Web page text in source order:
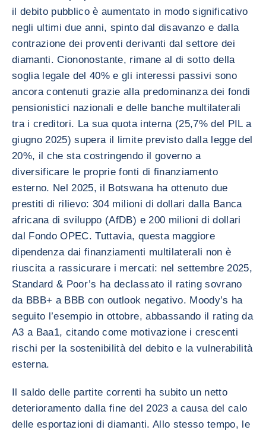
il debito pubblico è aumentato in modo significativo
negli ultimi due anni, spinto dal disavanzo e dalla
contrazione dei proventi derivanti dal settore dei
diamanti. Ciononostante, rimane al di sotto della
soglia legale del 40% e gli interessi passivi sono
ancora contenuti grazie alla predominanza dei fondi
pensionistici nazionali e delle banche multilaterali
tra i creditori. La sua quota interna (25,7% del PIL a
giugno 2025) supera il limite previsto dalla legge del
20%, il che sta costringendo il governo a
diversificare le proprie fonti di finanziamento
esterno. Nel 2025, il Botswana ha ottenuto due
prestiti di rilievo: 304 milioni di dollari dalla Banca
africana di sviluppo (AfDB) e 200 milioni di dollari
dal Fondo OPEC. Tuttavia, questa maggiore
dipendenza dai finanziamenti multilaterali non è
riuscita a rassicurare i mercati: nel settembre 2025,
Standard & Poor’s ha declassato il rating sovrano
da BBB+ a BBB con outlook negativo. Moody’s ha
seguito l’esempio in ottobre, abbassando il rating da
A3 a Baa1, citando come motivazione i crescenti
rischi per la sostenibilità del debito e la vulnerabilità
esterna.
Il saldo delle partite correnti ha subito un netto
deterioramento dalla fine del 2023 a causa del calo
delle esportazioni di diamanti. Allo stesso tempo, le